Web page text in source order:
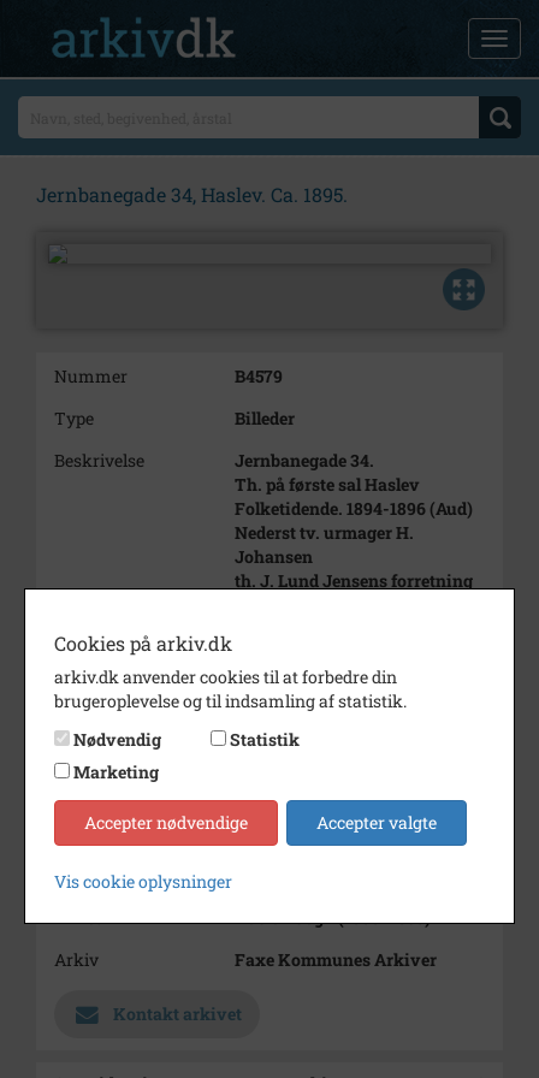
Jernbanegade 34, Haslev. Ca. 1895.
Nummer
B4579
Type
Billeder
Beskrivelse
Jernbanegade 34.
Th. på første sal Haslev
Folketidende. 1894-1896 (Aud)
Nederst tv. urmager H.
Johansen
th. J. Lund Jensens forretning
Dateringsnote
ca. 1895
Fotograf
Ukendt
Størrelse
16x18
Se på kort
Type
Enhed
Haslev Sogn (1000-2050)
Arkiv
Faxe Kommunes Arkiver
Kontakt arkivet
Cookies på arkiv.dk
arkiv.dk anvender cookies til at forbedre din
brugeroplevelse og til indsamling af statistik.
Nødvendig
Statistik
Marketing
Accepter nødvendige Accepter valgte
Vis cookie oplysninger